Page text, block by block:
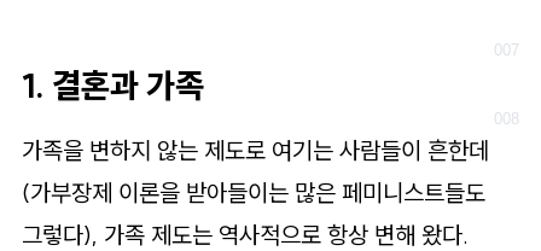
1. 결혼과 가족
가족을 변하지 않는 제도로 여기는 사람들이 흔한데
(가부장제 이론을 받아들이는 많은 페미니스트들도
그렇다), 가족 제도는 역사적으로 항상 변해 왔다.